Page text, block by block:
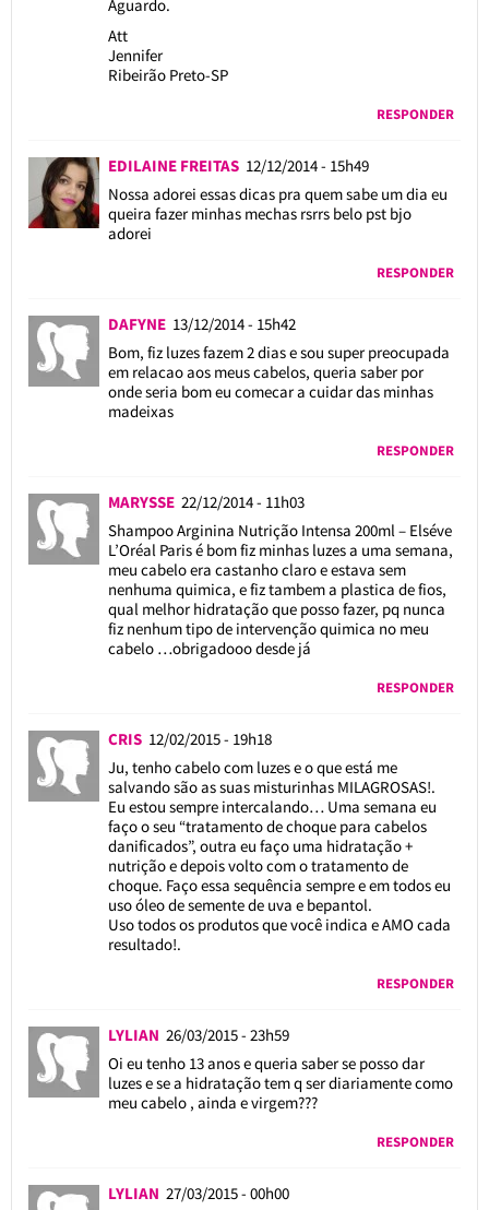
Aguardo.
Att
Jennifer
Ribeirão Preto-SP
RESPONDER
EDILAINE FREITAS 12/12/2014 - 15h49
Nossa adorei essas dicas pra quem sabe um dia eu
queira fazer minhas mechas rsrrs belo pst bjo
adorei
RESPONDER
DAFYNE 13/12/2014 - 15h42
Bom, fiz luzes fazem 2 dias e sou super preocupada
em relacao aos meus cabelos, queria saber por
onde seria bom eu comecar a cuidar das minhas
madeixas
RESPONDER
MARYSSE 22/12/2014 - 11h03
Shampoo Arginina Nutrição Intensa 200ml – Elséve
L’Oréal Paris é bom fiz minhas luzes a uma semana,
meu cabelo era castanho claro e estava sem
nenhuma quimica, e fiz tambem a plastica de fios,
qual melhor hidratação que posso fazer, pq nunca
fiz nenhum tipo de intervenção quimica no meu
cabelo …obrigadooo desde já
RESPONDER
CRIS 12/02/2015 - 19h18
Ju, tenho cabelo com luzes e o que está me
salvando são as suas misturinhas MILAGROSAS!.
Eu estou sempre intercalando… Uma semana eu
faço o seu “tratamento de choque para cabelos
danificados”, outra eu faço uma hidratação +
nutrição e depois volto com o tratamento de
choque. Faço essa sequência sempre e em todos eu
uso óleo de semente de uva e bepantol.
Uso todos os produtos que você indica e AMO cada
resultado!.
RESPONDER
LYLIAN 26/03/2015 - 23h59
Oi eu tenho 13 anos e queria saber se posso dar
luzes e se a hidratação tem q ser diariamente como
meu cabelo , ainda e virgem???
RESPONDER
LYLIAN 27/03/2015 - 00h00